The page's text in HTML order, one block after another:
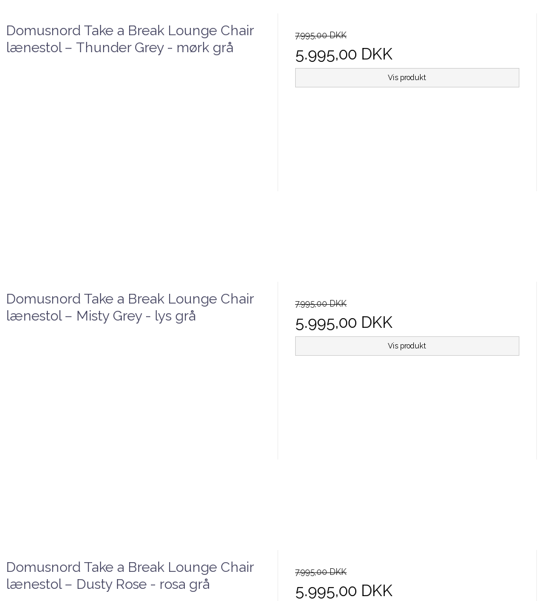
Domusnord Take a Break Lounge Chair
lænestol – Thunder Grey - mørk grå
7.995,00 DKK
5.995,00 DKK
Vis produkt
Domusnord Take a Break Lounge Chair
lænestol – Misty Grey - lys grå
7.995,00 DKK
5.995,00 DKK
Vis produkt
Domusnord Take a Break Lounge Chair
lænestol – Dusty Rose - rosa grå
7.995,00 DKK
5.995,00 DKK